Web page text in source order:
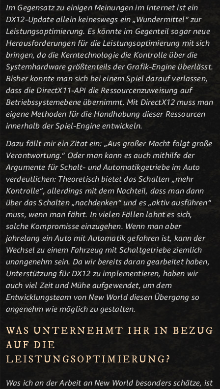
Im Gegensatz zu einigen Meinungen im Internet ist ein
DX12-Update allein keineswegs ein „Wundermittel“ zur
Leistungsoptimierung. Es könnte im Gegenteil sogar neue
Herausforderungen für die Leistungsoptimierung mit sich
bringen, da die Kerntechnologie die Kontrolle über die
Systemhardware größtenteils der Grafik-Engine überlässt.
Bisher konnte man sich bei einem Spiel darauf verlassen,
dass die DirectX11-API die Ressourcenzuweisung auf
Betriebssystemebene übernimmt. Mit DirectX12 muss man
eigene Methoden für die Handhabung dieser Ressourcen
innerhalb der Spiel-Engine entwickeln.
Dazu fällt mir ein Zitat ein: „Aus großer Macht folgt große
Verantwortung.“ Oder man kann es auch mithilfe der
Argumente für Schalt- und Automatikgetriebe im Auto
verdeutlichen: Theoretisch bietet das Schalten „mehr
Kontrolle“, allerdings mit dem Nachteil, dass man dann
über das Schalten „nachdenken“ und es „aktiv ausführen“
muss, wenn man fährt. In vielen Fällen lohnt es sich,
solche Kompromisse einzugehen. Wenn man aber
jahrelang ein Auto mit Automatik gefahren ist, kann der
Wechsel zu einem Fahrzeug mit Schaltgetriebe ziemlich
unangenehm sein. Da wir bereits daran gearbeitet haben,
Unterstützung für DX12 zu implementieren, haben wir
auch viel Zeit und Mühe aufgewendet, um dem
Entwicklungsteam von New World diesen Übergang so
angenehm wie möglich zu gestalten.
WAS UNTERNEHMT IHR IN BEZUG
AUF DIE
LEISTUNGSOPTIMIERUNG?
Was ich an der Arbeit an New World besonders schätze, ist